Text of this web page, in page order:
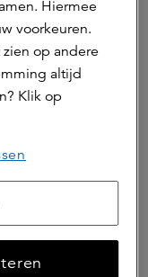
in het
adviseur bij a.s.r.
Hiermee
voorkeuren.
op andere
altijd
Klik op